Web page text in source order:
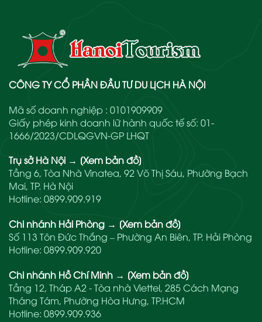
CÔNG TY CỔ PHẦN ĐẦU TƯ DU LỊCH HÀ NỘI
Mã số doanh nghiệp : 0101909909
Giấy phép kinh doanh lữ hành quốc tế số: 01-
1666/2023/CDLQGVN-GP LHQT
Trụ sở Hà Nội → [Xem bản đồ]
Tầng 6, Tòa Nhà Vinatea, 92 Võ Thị Sáu, Phường Bạch
Mai, TP. Hà Nội
Hotline: 0899.909.919
Chi nhánh Hải Phòng → [Xem bản đồ]
Số 113 Tôn Đức Thắng – Phường An Biên, TP. Hải Phòng
Hotline: 0899.909.920
Chi nhánh Hồ Chí Minh → [Xem bản đồ]
Tầng 12, Tháp A2 - Tòa nhà Viettel, 285 Cách Mạng
Tháng Tám, Phường Hòa Hưng, TP.HCM
Hotline: 0899.909.936